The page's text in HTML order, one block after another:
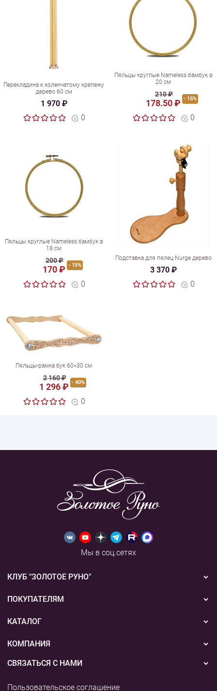
Перекладина к коленчатому крепежу
дерево 60 см
1 970 ₽
0
Пяльцы круглые Nameless бамбук ø
20 см
210 ₽
178.50 ₽ - 15%
0
Пяльцы круглые Nameless бамбук ø
18 см
200 ₽
170 ₽ - 15%
0
Подставка для пялец Nurge дерево
3 370 ₽
0
Пяльцы-рамка бук 60×30 см
2 160 ₽
1 296 ₽ - 40%
0
Мы в соц.сетях
КЛУБ "ЗОЛОТОЕ РУНО"
Новости
Акции
ПОКУПАТЕЛЯМ
Бонусная система
Подарочные сертификаты
Способы оплаты
КАТАЛОГ
Вышивка
Пряжа
КОМПАНИЯ
О нас
Наши магазины
СВЯЗАТЬСЯ С НАМИ
Пользовательское соглашение